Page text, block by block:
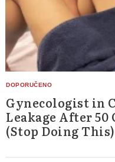
Gynecologist in
Leakage After 50
(Stop Doing This)